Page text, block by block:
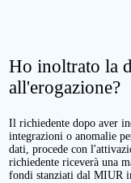
Ho inoltrato la
all'erogazione?
Il richiedente dopo aver
integrazioni o anomalie
dati, procede con
richiedente riceverà una
fondi stanziati dal MIUR